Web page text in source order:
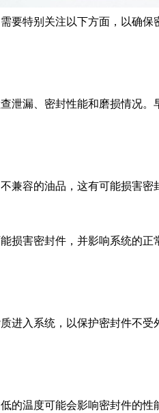
要特别关注以下方面，以确保
泄漏、密封性能和磨损情况。
兼容的油品，这有可能损害密
损害密封件，并影响系统的正
进入系统，以保护密封件不受
的温度可能会影响密封件的性